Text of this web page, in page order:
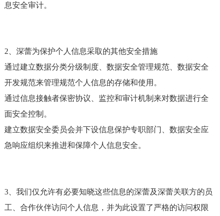
息安全审计。
2、深蕾为保护个人信息采取的其他安全措施
通过建立数据分类分级制度、数据安全管理规范、数据安全
开发规范来管理规范个人信息的存储和使用。
通过信息接触者保密协议、监控和审计机制来对数据进行全
面安全控制。
建立数据安全委员会并下设信息保护专职部门、数据安全应
急响应组织来推进和保障个人信息安全。
3、我们仅允许有必要知晓这些信息的深蕾及深蕾关联方的员
工、合作伙伴访问个人信息，并为此设置了严格的访问权限